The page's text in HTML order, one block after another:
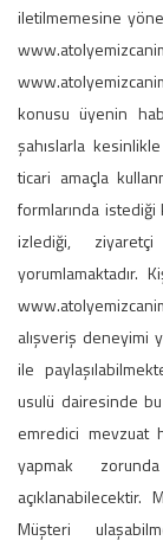
iletilmemesine
konusu üyenin
şahıslarla
ticari amaçla
formlarında istediği
izlediği,
yorumlamaktadır.
alışveriş deneyimi
ile
usulü dairesinde
emredici mevzuat
yapmak
Müşteri